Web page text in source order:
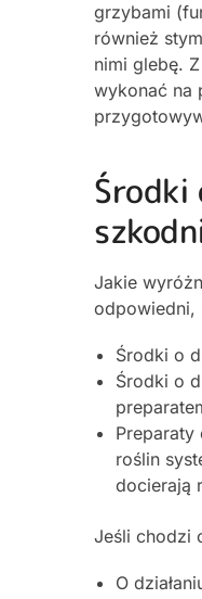
grzybami
również
nimi glebę.
wykonać na
Środki
Jakie
odpowiedni,
Środki o
Środki o
Preparaty
roślin
docierają
Jeśli chodzi
O